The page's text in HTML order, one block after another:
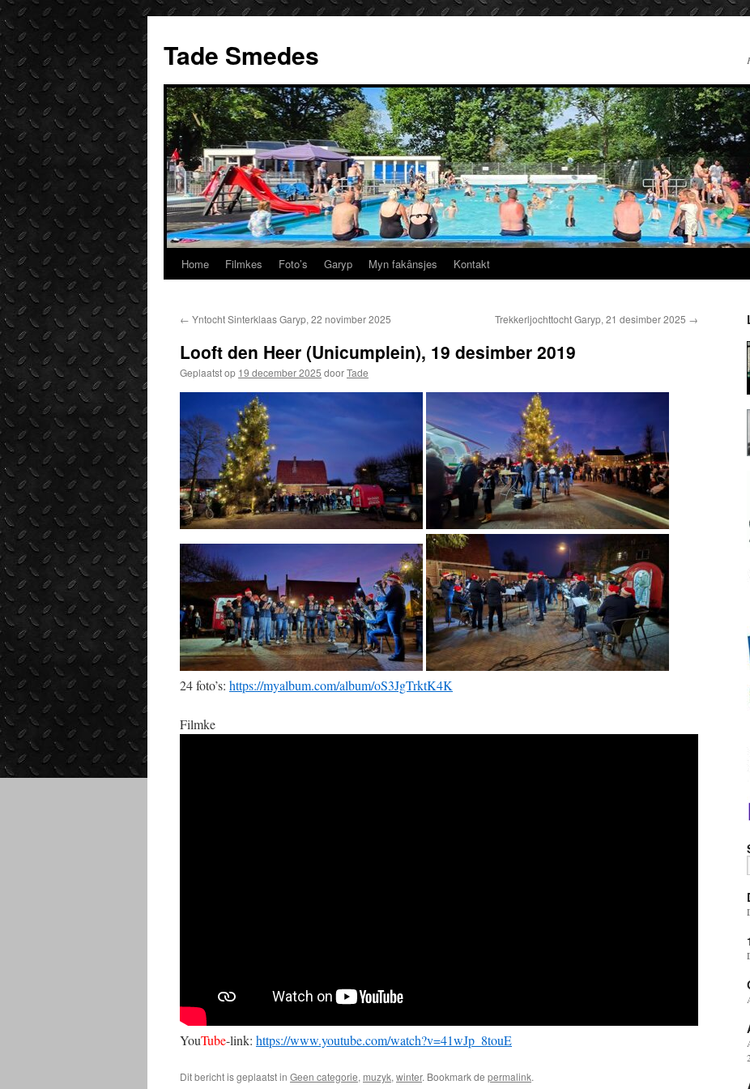
de
inhoud
Tade Smedes
Home Filmkes Foto’s Garyp Myn fakânsjes Kontakt
← Yntocht Sinterklaas Garyp, 22 novimber 2025 Trekkerljochttocht Garyp, 21 desimber 2025 →
Looft den Heer (Unicumplein), 19 desimber 2019
Geplaatst op 19 december 2025 doorTade
24 foto’s: https://myalbum.com/album/oS3JgTrktK4K
Filmke
YouTube-link: https://www.youtube.com/watch?v=41wJp_8touE
Dit bericht is geplaatst in Geen categorie, muzyk, winter. Bookmark de permalink.